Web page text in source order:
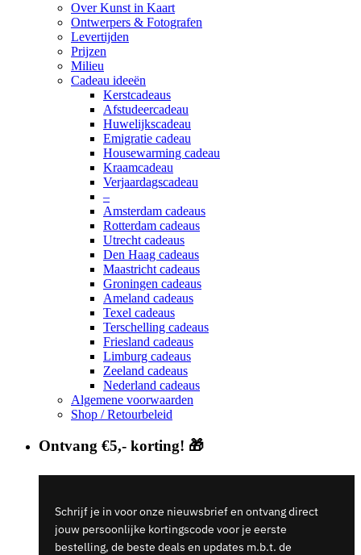
Over Kunst in Kaart
Ontwerpers & Fotografen
Levertijden
Prijzen
Milieu
Cadeau ideeën
Kerstcadeaus
Afstudeercadeau
Huwelijkscadeau
Emigratie cadeau
Housewarming cadeau
Kraamcadeau
Verjaardagscadeau
–
Amsterdam cadeaus
Rotterdam cadeaus
Utrecht cadeaus
Den Haag cadeaus
Maastricht cadeaus
Groningen cadeaus
Ameland cadeaus
Texel cadeaus
Terschelling cadeaus
Friesland cadeaus
Limburg cadeaus
Zeeland cadeaus
Nederland cadeaus
Algemene voorwaarden
Shop / Retourbeleid
Ontvang €5,- korting! 🎁
Schrijf je in voor onze nieuwsbrief en ontvang direct
jouw persoonlijke kortingscode voor je eerste
bestelling, de beste deals en updates m.b.t. de